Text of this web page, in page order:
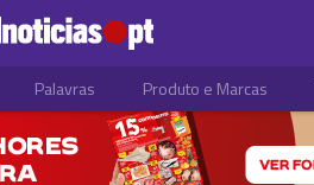
Palavras Produto e Marcas